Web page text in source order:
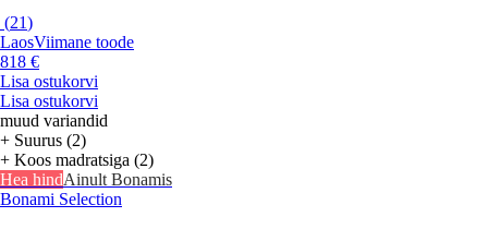
(21)
LaosViimane toode
818 €
Lisa ostukorvi
Lisa ostukorvi
muud variandid
+ Suurus (2)
+ Koos madratsiga (2)
Hea hindAinult Bonamis
Bonami Selection